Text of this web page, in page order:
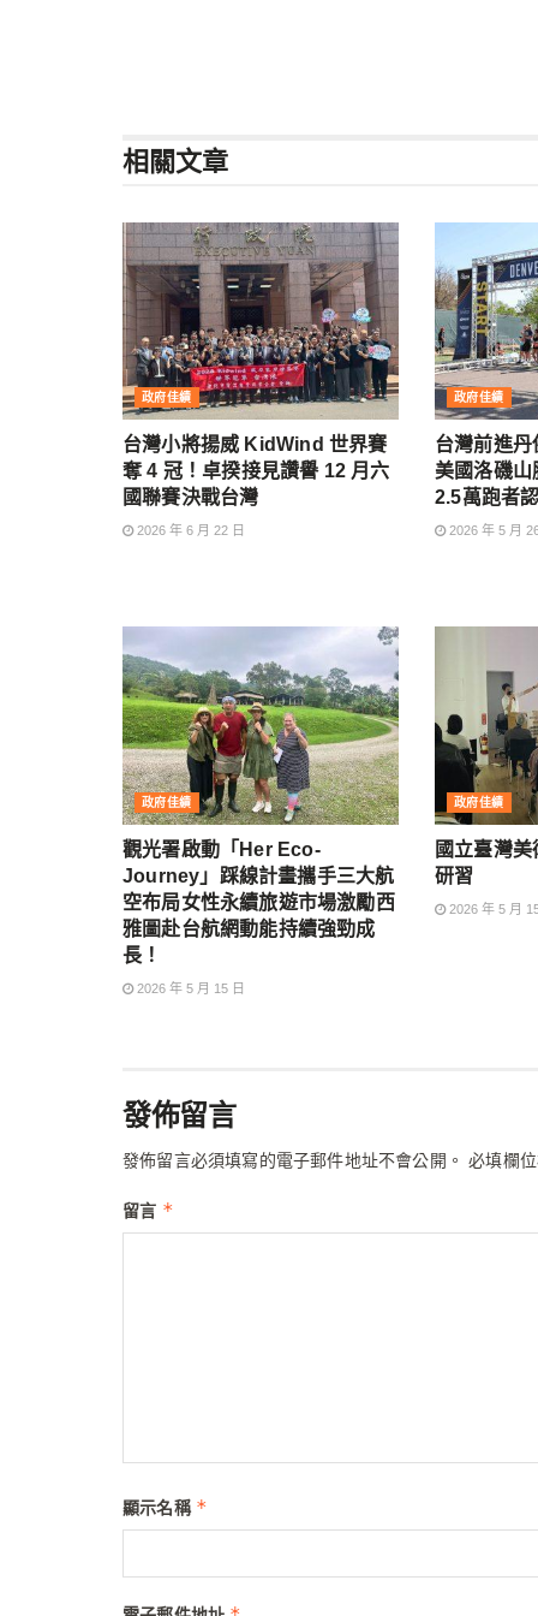
相關文章
政府佳績
台灣小將揚威 KidWind 世界賽
奪 4 冠！卓揆接見讚譽 12 月六
國聯賽決戰台灣
2026 年 6 月 22 日
政府佳績
台灣前進丹
美國洛磯
2.5萬跑者
2026 年 5 月
政府佳績
觀光署啟動「Her Eco-
Journey」踩線計畫攜手三大航
空布局女性永續旅遊市場激勵西
雅圖赴台航網動能持續強勁成
長！
2026 年 5 月 15 日
政府佳績
國立臺灣
研習
2026 年 5 月
發佈留言
發佈留言必須填寫的電子郵件地址不會公開。 必填欄
留言 *
顯示名稱 *